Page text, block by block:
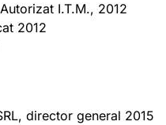
I.T.M., 2012
2012
director general 2015